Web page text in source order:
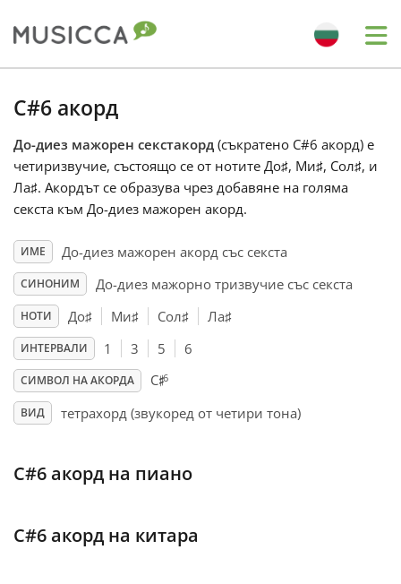
Български
Dansk
Deutsch
English
Español
हिन्दी
C#6 акорд
До-диез мажорен секстакорд (съкратено C#6 акорд) е
четиризвучие, състоящо се от нотите До♯, Ми♯, Сол♯, и
Ла♯. Акордът се образува чрез добавяне на голяма
секста към До-диез мажорен акорд.
ИМЕ До-диез мажорен акорд със секста
СИНОНИМ До-диез мажорно тризвучие със секста
НОТИ До♯ Ми♯ Сол♯ Ла♯
ИНТЕРВАЛИ 1 3 5 6
СИМВОЛ НА АКОРДА C♯6
ВИД тетрахорд (звукоред от четири тона)
C#6 акорд на пиано
C#6 акорд на китара